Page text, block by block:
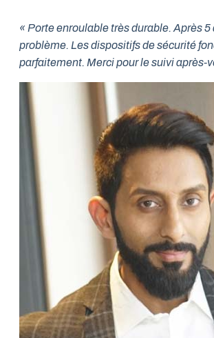
« Porte enroulable très durable. Après 5
problème. Les dispositifs de sécurité
parfaitement. Merci pour le suivi après-